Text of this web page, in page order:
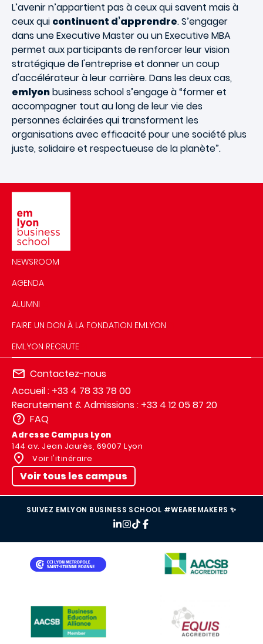
L’avenir n’appartient pas à ceux qui savent mais à
ceux qui continuent d’apprendre. S’engager
dans une Executive Master ou un Executive MBA
permet aux participants de renforcer leur vision
stratégique de l'entreprise et donner un coup
d'accélérateur à leur carrière. Dans les deux cas,
emlyonbusiness school s’engage à “former et
accompagner tout au long de leur vie des
personnes éclairées qui transforment les
organisations avec efficacité pour une société plus
juste, solidaire et respectueuse de la planète”.
NEWSROOM
AGENDA
ALUMNI
FAIRE UN DON À LA FONDATION EMLYON
EMLYON RECRUTE
Contactez-nous
Accueil : +33 4 78 33 78 00
Recrutement & Admissions : +33 4 12 05 87 20
FAQ
Adresse Campus Lyon
144 av. Jean Jaurès, 69007 Lyon
Voir l'itinéraire
Voir tous les campus
SUIVEZ EMLYON BUSINESS SCHOOL #WEAREMAKERS ✨
IMAGE